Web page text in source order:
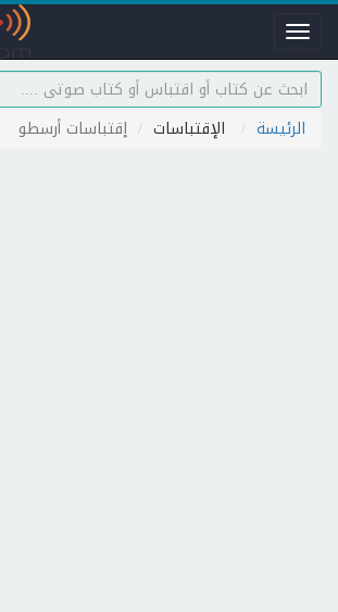
Toggle
navigation
الرئيسة الإقتباسات إقتباسات أرسطو